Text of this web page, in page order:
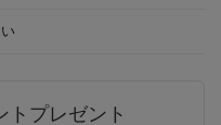
トプレゼント